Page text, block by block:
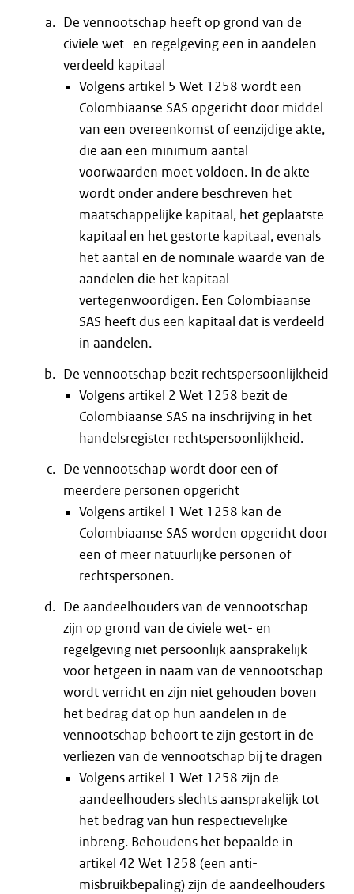
De vennootschap heeft op grond van de
civiele wet- en regelgeving een in aandelen
verdeeld kapitaal
Volgens artikel 5 Wet 1258 wordt een
Colombiaanse SAS opgericht door middel
van een overeenkomst of eenzijdige akte,
die aan een minimum aantal
voorwaarden moet voldoen. In de akte
wordt onder andere beschreven het
maatschappelijke kapitaal, het geplaatste
kapitaal en het gestorte kapitaal, evenals
het aantal en de nominale waarde van de
aandelen die het kapitaal
vertegenwoordigen. Een Colombiaanse
SAS heeft dus een kapitaal dat is verdeeld
in aandelen.
De vennootschap bezit rechtspersoonlijkheid
Volgens artikel 2 Wet 1258 bezit de
Colombiaanse SAS na inschrijving in het
handelsregister rechtspersoonlijkheid.
De vennootschap wordt door een of
meerdere personen opgericht
Volgens artikel 1 Wet 1258 kan de
Colombiaanse SAS worden opgericht door
een of meer natuurlijke personen of
rechtspersonen.
De aandeelhouders van de vennootschap
zijn op grond van de civiele wet- en
regelgeving niet persoonlijk aansprakelijk
voor hetgeen in naam van de vennootschap
wordt verricht en zijn niet gehouden boven
het bedrag dat op hun aandelen in de
vennootschap behoort te zijn gestort in de
verliezen van de vennootschap bij te dragen
Volgens artikel 1 Wet 1258 zijn de
aandeelhouders slechts aansprakelijk tot
het bedrag van hun respectievelijke
inbreng. Behoudens het bepaalde in
artikel 42 Wet 1258 (een anti-
misbruikbepaling) zijn de aandeelhouders